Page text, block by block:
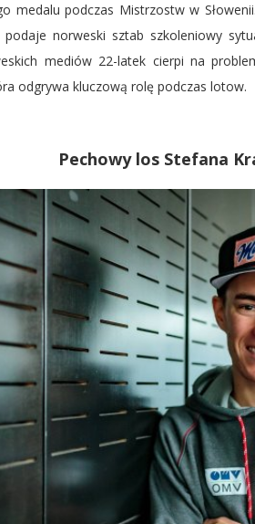
medalu podczas Mistrzostw w
podaje norweski sztab szkoleniowy
mediów 22-latek cierpi na
odgrywa kluczową rolę podczas lotow.
Pechowy los Stefana